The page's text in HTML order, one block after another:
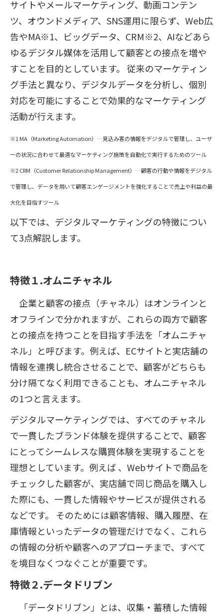
サイトやメールマーケティング、動画コンテン
ツ、オウンドメディア、SNS運用に限らず、Web広
告やMA※1、ビッグデータ、CRM※2、AIなどあら
ゆるデジタル媒体を活用して顧客との接点を増や
すことを目的としています。 従来のマーケティン
グ手法と異なり、デジタルデータを分析し、個別
対応を可能にすることで効果的なマーケティング
活動が行えます。
※1 MA（Marketing Automation）…見込み客の情報をデジタルで管理し、ユーザ
ーの状況に合わせて最適なマーケティング施策を自動化で実行するためのツール
※2 CRM（Customer Relationship Management）…顧客の行動や情報をデジタル
で管理し、データを用いて顧客エンゲージメントを強化することで売上や利益の最
大化を目指すツール
以下では、デジタルマーケティングの特徴につい
て3点解説します。
特徴１.オムニチャネル
企業と顧客の接点（チャネル）はオンラインと
オフラインで分かれますが、これらの両方で顧客
との接点を持つことを目指す手法を「オムニチャ
ネル」と呼びます。例えば、ECサイトと実店舗の
情報を連携し統合させることで、顧客がどちらも
分け隔てなく利用できることも、オムニチャネル
の1つと言えます。
デジタルマーケティングでは、すべてのチャネル
で一貫したブランド体験を提供することで、顧客
にとってシームレスな購買体験を実現することを
理想としています。例えば 、Webサイトで商品を
チェックした顧客が、実店舗で同じ商品を購入し
た際にも、一貫した情報やサービスが提供される
などです。 そのためには顧客情報、購入履歴、在
庫情報といったデータの管理だけでなく、これら
の情報の分析や顧客へのアプローチまで、すべて
を境目なくつなぐことが重要です。
特徴２.データドリブン
「データドリブン」とは、収集・蓄積した情報